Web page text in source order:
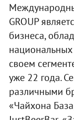
GROUP
бизнеса,
своем
уже 22 года.
различными
«Чайхона